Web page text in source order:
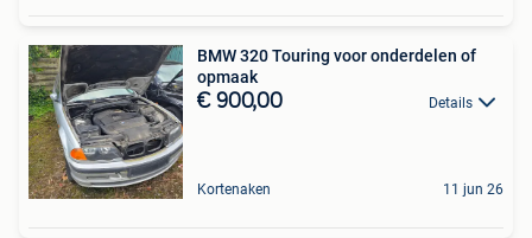
BMW 320 Touring voor onderdelen of
opmaak
€ 900,00 Details
Kortenaken 11 jun 26